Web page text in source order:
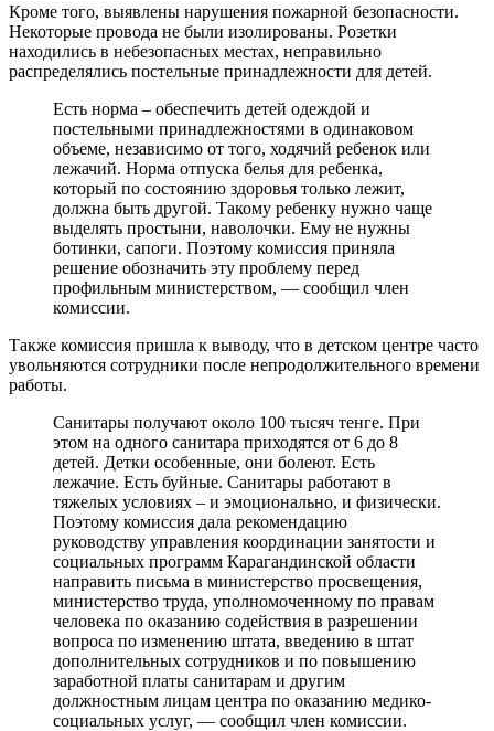
Кроме того, выявлены нарушения пожарной безопасности.
Некоторые провода не были изолированы. Розетки
находились в небезопасных местах, неправильно
распределялись постельные принадлежности для детей.
Есть норма – обеспечить детей одеждой и
постельными принадлежностями в одинаковом
объеме, независимо от того, ходячий ребенок или
лежачий. Норма отпуска белья для ребенка,
который по состоянию здоровья только лежит,
должна быть другой. Такому ребенку нужно чаще
выделять простыни, наволочки. Ему не нужны
ботинки, сапоги. Поэтому комиссия приняла
решение обозначить эту проблему перед
профильным министерством, — сообщил член
комиссии.
Также комиссия пришла к выводу, что в детском центре часто
увольняются сотрудники после непродолжительного времени
работы.
Санитары получают около 100 тысяч тенге. При
этом на одного санитара приходятся от 6 до 8
детей. Детки особенные, они болеют. Есть
лежачие. Есть буйные. Санитары работают в
тяжелых условиях – и эмоционально, и физически.
Поэтому комиссия дала рекомендацию
руководству управления координации занятости и
социальных программ Карагандинской области
направить письма в министерство просвещения,
министерство труда, уполномоченному по правам
человека по оказанию содействия в разрешении
вопроса по изменению штата, введению в штат
дополнительных сотрудников и по повышению
заработной платы санитарам и другим
должностным лицам центра по оказанию медико-
социальных услуг, — сообщил член комиссии.